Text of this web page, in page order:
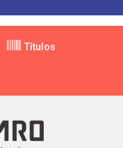
Títulos